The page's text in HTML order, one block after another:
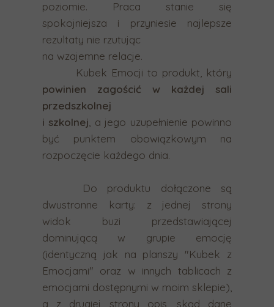
g
e
ó
w
r
z
e
i
ą
g
a
n
i
a
poziomie. Praca stanie się
spokojniejsza i przyniesie najlepsze
rezultaty nie rzutując
na wzajemne relacje.
Kubek Emocji to produkt, który
powinien zagościć w każdej sali
przedszkolnej
i szkolnej , a jego uzupełnienie powinno
być punktem obowiązkowym na
rozpoczęcie każdego dnia.
Do produktu dołączone są
dwustronne karty: z jednej strony
widok buzi przedstawiającej
dominującą w grupie emocję
(identyczną jak na planszy "Kubek z
Emocjami" oraz w innych tablicach z
emocjami dostępnymi w moim sklepie),
a z drugiej strony opis, skąd dane